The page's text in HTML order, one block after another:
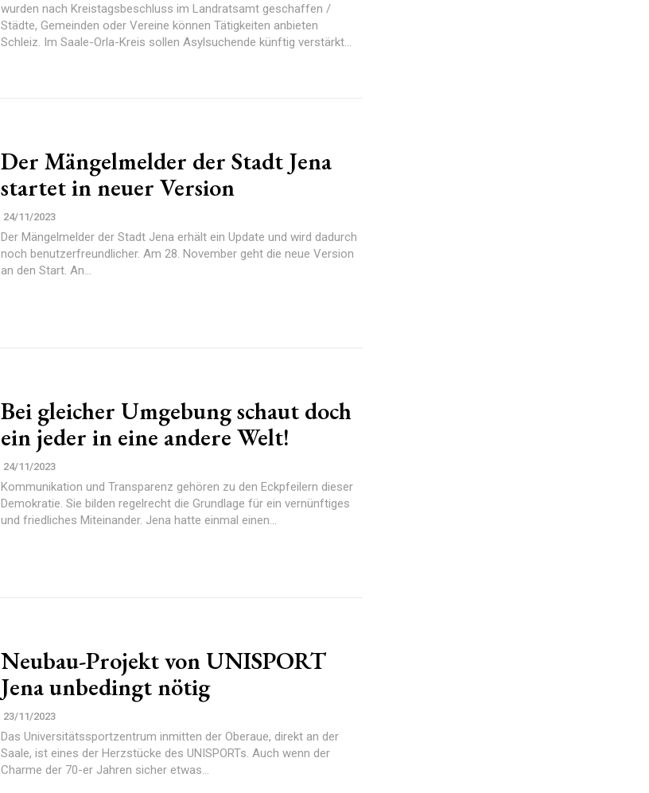
wurden nach Kreistagsbeschluss im Landratsamt geschaffen /
Städte, Gemeinden oder Vereine können Tätigkeiten anbieten
Schleiz. Im Saale-Orla-Kreis sollen Asylsuchende künftig verstärkt...
Der Mängelmelder der Stadt Jena
startet in neuer Version
24/11/2023
Der Mängelmelder der Stadt Jena erhält ein Update und wird dadurch
noch benutzerfreundlicher. Am 28. November geht die neue Version
an den Start. An...
Bei gleicher Umgebung schaut doch
ein jeder in eine andere Welt!
24/11/2023
Kommunikation und Transparenz gehören zu den Eckpfeilern dieser
Demokratie. Sie bilden regelrecht die Grundlage für ein vernünftiges
und friedliches Miteinander. Jena hatte einmal einen...
Neubau-Projekt von UNISPORT
Jena unbedingt nötig
23/11/2023
Das Universitätssportzentrum inmitten der Oberaue, direkt an der
Saale, ist eines der Herzstücke des UNISPORTs. Auch wenn der
Charme der 70-er Jahren sicher etwas...